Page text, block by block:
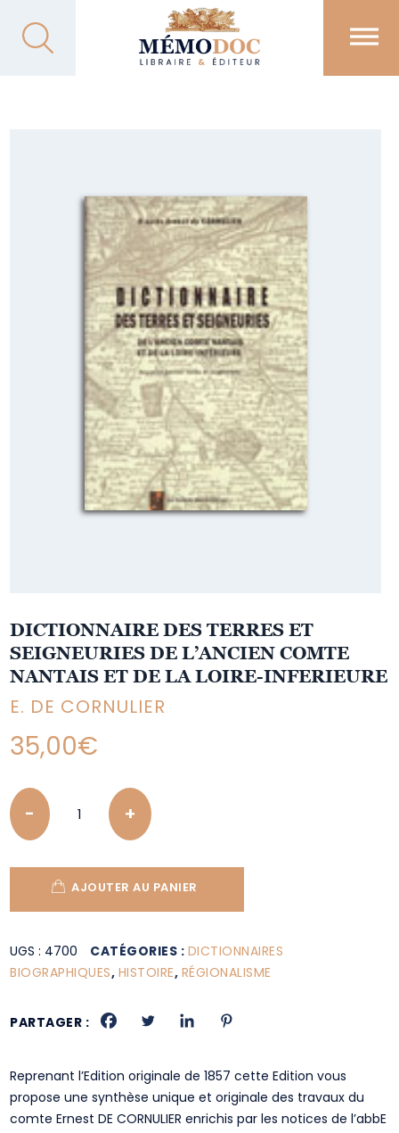
DICTIONNAIRE DES TERRES ET
SEIGNEURIES DE L’ANCIEN COMTE
NANTAIS ET DE LA LOIRE-INFERIEURE
E. DE CORNULIER
35,00€
Quantity
AJOUTER AU PANIER
UGS : 4700 CATÉGORIES : DICTIONNAIRES
BIOGRAPHIQUES, HISTOIRE, RÉGIONALISME
PARTAGER :
Reprenant l’Edition originale de 1857 cette Edition vous
propose une synthèse unique et originale des travaux du
comte Ernest DE CORNULIER enrichis par les notices de l’abbE